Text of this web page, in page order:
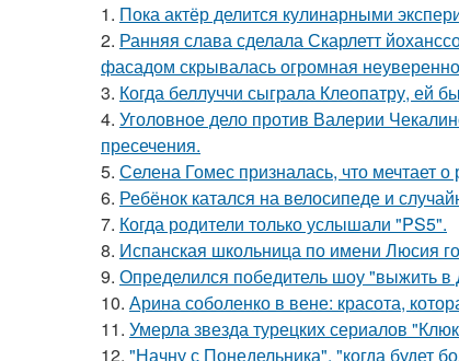
1. Пока актёр делится кулинарными
2. Ранняя слава сделала Скарлетт
фасадом скрывалась огромная
3. Когда беллуччи сыграла Клеопатру, ей
4. Уголовное дело против Валерии
пресечения.
5. Селена Гомес призналась, что мечтает о
6. Ребёнок катался на велосипеде и
7. Когда родители только услышали "PS5".
8. Испанская школьница по имени Люсия
9. Определился победитель шоу "выжить в
10. Арина соболенко в вене: красота,
11. Умерла звезда турецких сериалов
12. "Начну с Понедельника", "когда будет